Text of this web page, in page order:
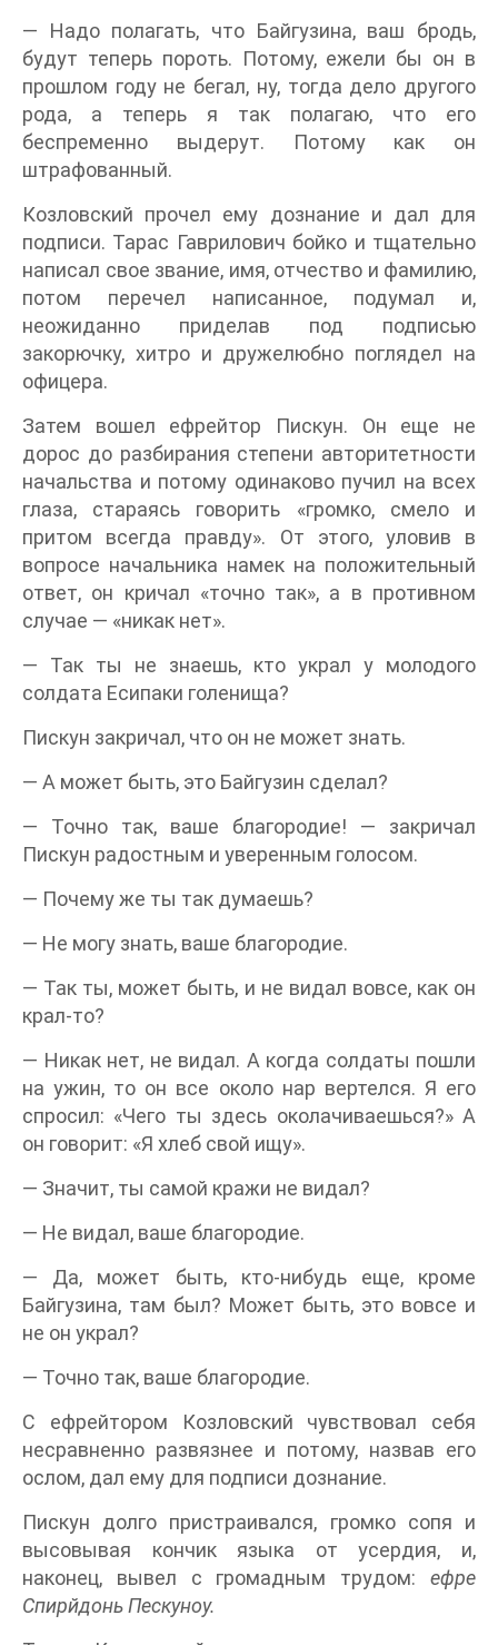
— Надо полагать, что Байгузина, ваш бродь,
будут теперь пороть. Потому, ежели бы он в
прошлом году не бегал, ну, тогда дело другого
рода, а теперь я так полагаю, что его
беспременно выдерут. Потому как он
штрафованный.
Козловский прочел ему дознание и дал для
подписи. Тарас Гаврилович бойко и тщательно
написал свое звание, имя, отчество и фамилию,
потом перечел написанное, подумал и,
неожиданно приделав под подписью
закорючку, хитро и дружелюбно поглядел на
офицера.
Затем вошел ефрейтор Пискун. Он еще не
дорос до разбирания степени авторитетности
начальства и потому одинаково пучил на всех
глаза, стараясь говорить «громко, смело и
притом всегда правду». От этого, уловив в
вопросе начальника намек на положительный
ответ, он кричал «точно так», а в противном
случае — «никак нет».
— Так ты не знаешь, кто украл у молодого
солдата Есипаки голенища?
Пискун закричал, что он не может знать.
— А может быть, это Байгузин сделал?
— Точно так, ваше благородие! — закричал
Пискун радостным и уверенным голосом.
— Почему же ты так думаешь?
— Не могу знать, ваше благородие.
— Так ты, может быть, и не видал вовсе, как он
крал-то?
— Никак нет, не видал. А когда солдаты пошли
на ужин, то он все около нар вертелся. Я его
спросил: «Чего ты здесь околачиваешься?» А
он говорит: «Я хлеб свой ищу».
— Значит, ты самой кражи не видал?
— Не видал, ваше благородие.
— Да, может быть, кто-нибудь еще, кроме
Байгузина, там был? Может быть, это вовсе и
не он украл?
— Точно так, ваше благородие.
С ефрейтором Козловский чувствовал себя
несравненно развязнее и потому, назвав его
ослом, дал ему для подписи дознание.
Пискун долго пристраивался, громко сопя и
высовывая кончик языка от усердия, и,
наконец, вывел с громадным трудом: ефре
Спирйдонь Пескуноу.